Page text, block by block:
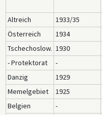
Altreich
1933/35
Österreich
1934
Tschechoslow. 1930
- Protektorat
-
Danzig
1929
Memelgebiet
1925
Belgien
-